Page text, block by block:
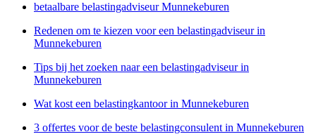
betaalbare belastingadviseur Munnekeburen
Redenen om te kiezen voor een belastingadviseur in
Munnekeburen
Tips bij het zoeken naar een belastingadviseur in
Munnekeburen
Wat kost een belastingkantoor in Munnekeburen
3 offertes voor de beste belastingconsulent in Munnekeburen